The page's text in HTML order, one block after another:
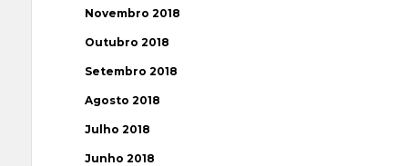
Novembro 2018
Outubro 2018
Setembro 2018
Agosto 2018
Julho 2018
Junho 2018